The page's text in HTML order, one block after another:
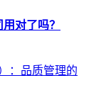
对了吗？